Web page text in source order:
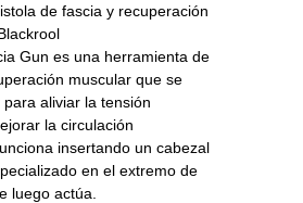
de fascia y recuperación
Gun es una herramienta de
muscular que se
aliviar la tensión
la circulación
insertando un cabezal
en el extremo de
luego actúa.